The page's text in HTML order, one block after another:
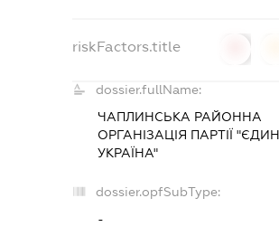
riskFactors.title
dossier.fullName:
ЧАПЛИНСЬКА РАЙОННА
ОРГАНІЗАЦІЯ ПАРТІЇ
УКРАЇНА"
dossier.opfSubType:
-